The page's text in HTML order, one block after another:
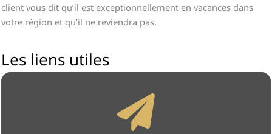
client vous dit qu’il est exceptionnellement en vacances dans
votre région et qu’il ne reviendra pas.
Les liens utiles